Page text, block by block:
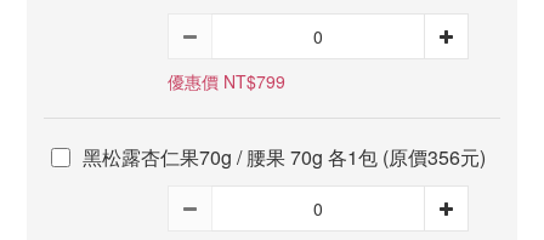
優惠價 NT$799
黑松露杏仁果70g / 腰果 70g 各1包 (原價356元)